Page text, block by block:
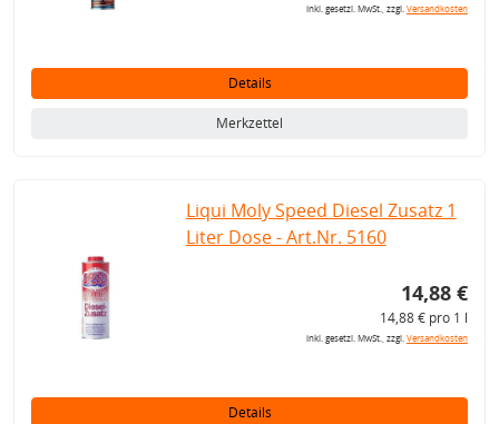
inkl. gesetzl. MwSt., zzgl.Versandkosten
Details
Merkzettel
Liqui Moly Speed Diesel Zusatz 1
Liter Dose - Art.Nr. 5160
14,88 €
14,88 € pro 1 l
inkl. gesetzl. MwSt., zzgl.Versandkosten
Details